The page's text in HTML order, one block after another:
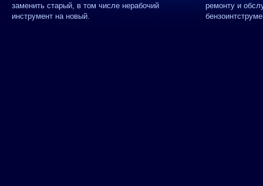
заменить старый, в том числе нерабочий
инструмент на новый.
ремонту и